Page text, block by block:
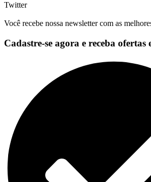
Twitter
Você recebe nossa newsletter com as
Cadastre-se agora e receba ofertas